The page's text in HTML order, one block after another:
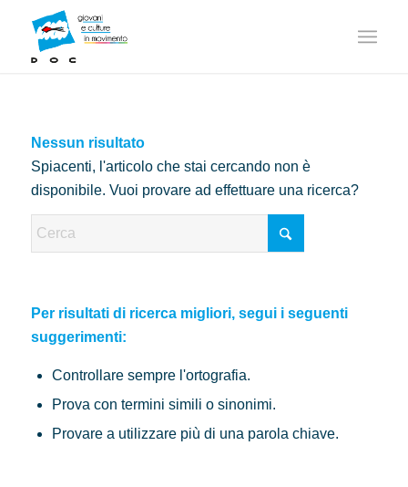
Nessun risultato
Spiacenti, l'articolo che stai cercando non è
disponibile. Vuoi provare ad effettuare una ricerca?
Per risultati di ricerca migliori, segui i seguenti
suggerimenti:
Controllare sempre l'ortografia.
Prova con termini simili o sinonimi.
Provare a utilizzare più di una parola chiave.